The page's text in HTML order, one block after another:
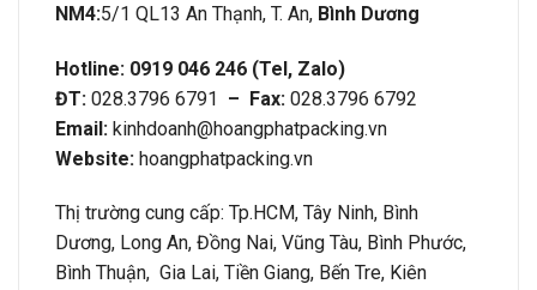
NM4:5/1 QL13 An Thạnh, T. An, Bình Dương
Hotline: 0919 046 246 (Tel, Zalo)
ĐT: 028.3796 6791 – Fax: 028.3796 6792
Email: kinhdoanh@hoangphatpacking.vn
Website: hoangphatpacking.vn
Thị trường cung cấp: Tp.HCM, Tây Ninh, Bình
Dương, Long An, Đồng Nai, Vũng Tàu, Bình Phước,
Bình Thuận, Gia Lai, Tiền Giang, Bến Tre, Kiên